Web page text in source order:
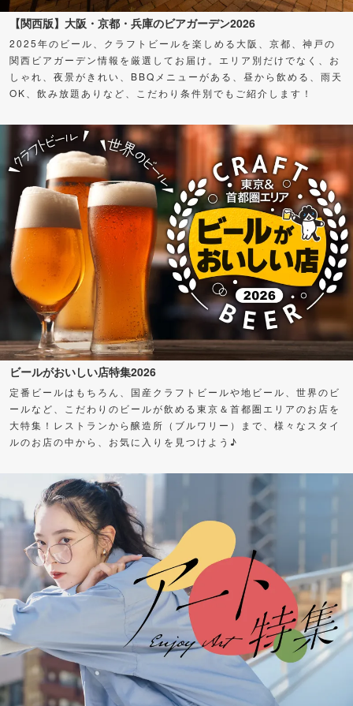
【関西版】大阪・京都・兵庫のビアガーデン2026
2025年のビール、クラフトビールを楽しめる大阪、京都、神戸の
関西ビアガーデン情報を厳選してお届け。エリア別だけでなく、お
しゃれ、夜景がきれい、BBQメニューがある、昼から飲める、雨天
OK、飲み放題ありなど、こだわり条件別でもご紹介します！
ビールがおいしい店特集2026
定番ビールはもちろん、国産クラフトビールや地ビール、世界のビ
ールなど、こだわりのビールが飲める東京＆首都圏エリアのお店を
大特集！レストランから醸造所（ブルワリー）まで、様々なスタイ
ルのお店の中から、お気に入りを見つけよう♪